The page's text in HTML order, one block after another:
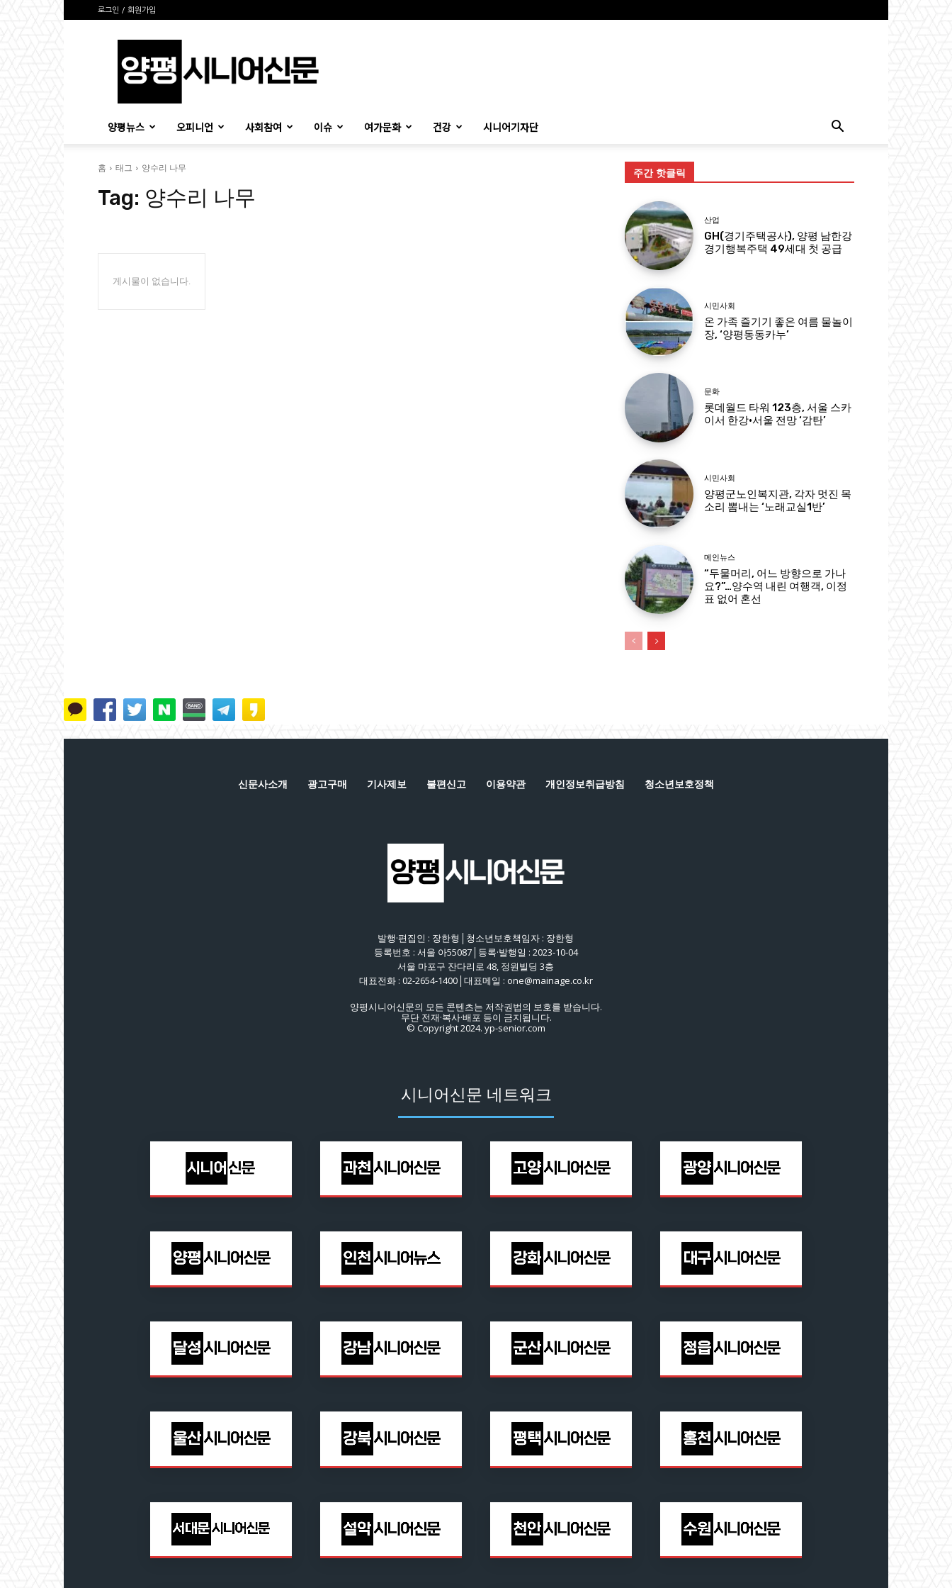
로그인 / 회원가입
시
양평뉴스 오피니언 사회참여 이슈 여가문화 건강 시니어기자단
홈 태그 양수리 나무
Tag: 양수리 나무
게시물이 없습니다.
주간 핫클릭
산업
GH(경기주택공사), 양평 남한강
경기행복주택 49세대 첫 공급
시민사회
온 가족 즐기기 좋은 여름 물놀이
장, ‘양평동동카누’
문화
롯데월드 타워 123층, 서울 스카
이서 한강·서울 전망 ‘감탄’
시민사회
양평군노인복지관, 각자 멋진 목
소리 뽐내는 ‘노래교실1반’
메인뉴스
“두물머리, 어느 방향으로 가나
요?”…양수역 내린 여행객, 이정
표 없어 혼선
신문사소개 광고구매 기사제보 불편신고 이용약관 개인정보취급방침 청소년보호정책
발행·편집인 : 장한형│청소년보호책임자 : 장한형
등록번호 : 서울 아55087│등록·발행일 : 2023-10-04
서울 마포구 잔다리로 48, 정원빌딩 3층
대표전화 : 02-2654-1400│대표메일 : one@mainage.co.kr
양평시니어신문의 모든 콘텐츠는 저작권법의 보호를 받습니다.
무단 전재·복사·배포 등이 금지됩니다.
© Copyright 2024. yp-senior.com
시니어신문 네트워크